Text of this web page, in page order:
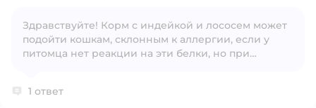
Открыть вопрос
Здравствуйте! Корм с индейкой и лососем может
подойти кошкам, склонным к аллергии, если у
питомца нет реакции на эти белки, но при
ветеринаром.
1 ответ